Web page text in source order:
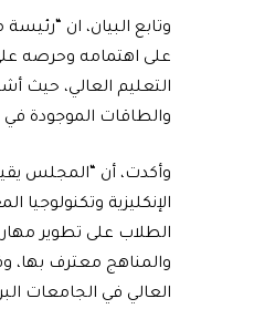
وتابع البيان، ان
على اهتمامه وحرصه
التعليم العالي، حيث
والطاقات الموجودة في
وأكدت، أن “المجلس
الإنكليزية وتكنولوجيا
الطلاب على تطوير
والمناهج معترف بها،
العالي في الجامعات